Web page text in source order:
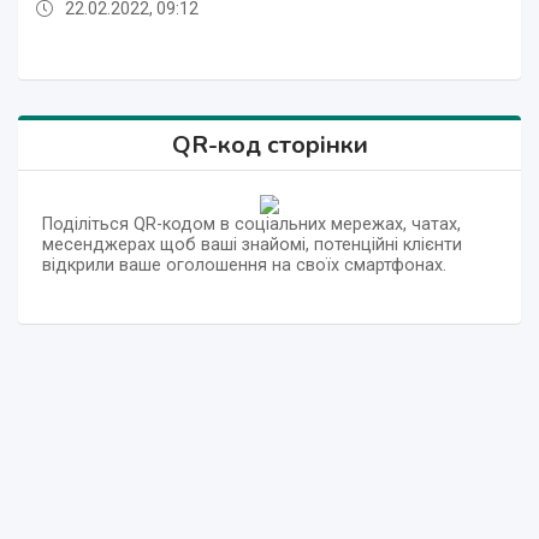
22.02.2022, 09:12
QR-код сторінки
Поділіться QR-кодом в соціальних мережах, чатах,
месенджерах щоб ваші знайомі, потенційні клієнти
відкрили ваше оголошення на своїх смартфонах.